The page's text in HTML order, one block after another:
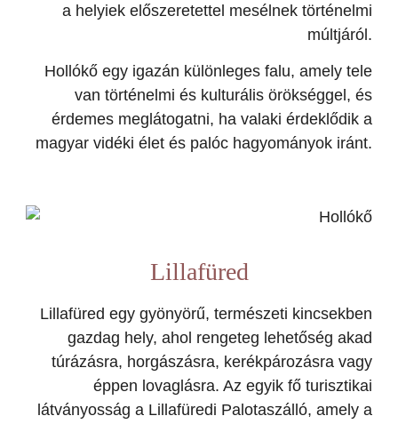
a helyiek előszeretettel mesélnek történelmi
múltjáról.
Hollókő egy igazán különleges falu, amely tele
van történelmi és kulturális örökséggel, és
érdemes meglátogatni, ha valaki érdeklődik a
magyar vidéki élet és palóc hagyományok iránt.
Lillafüred
Lillafüred egy gyönyörű, természeti kincsekben
gazdag hely, ahol rengeteg lehetőség akad
túrázásra, horgászásra, kerékpározásra vagy
éppen lovaglásra. Az egyik fő turisztikai
látványosság a Lillafüredi Palotaszálló, amely a